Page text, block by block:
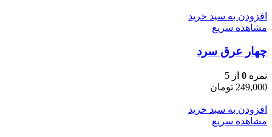
افزودن به سبد خرید
مشاهده سریع
چهار عرق سرد
نمره 0 از 5
249,000 تومان
افزودن به سبد خرید
مشاهده سریع